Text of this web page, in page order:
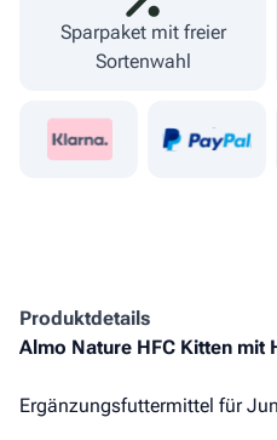
Sparpaket mit freier
Sortenwahl
Produkt­details
Almo Nature HFC Kitten mit
Ergänzungsfuttermittel für